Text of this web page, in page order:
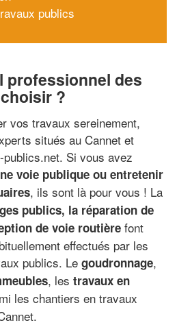
publics
professionnel des
?
vos travaux sereinement,
situés au Cannet et
Si vous avez
voie publique ou entretenir
, ils sont là pour vous ! La
publics, la réparation de
de voie routière font
effectués par les
publics. Le goudronnage,
, les travaux en
les chantiers en travaux